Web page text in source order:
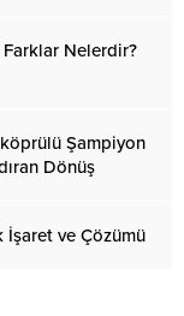
Nelerdir?
Şampiyon
Dönüş
ve Çözümü